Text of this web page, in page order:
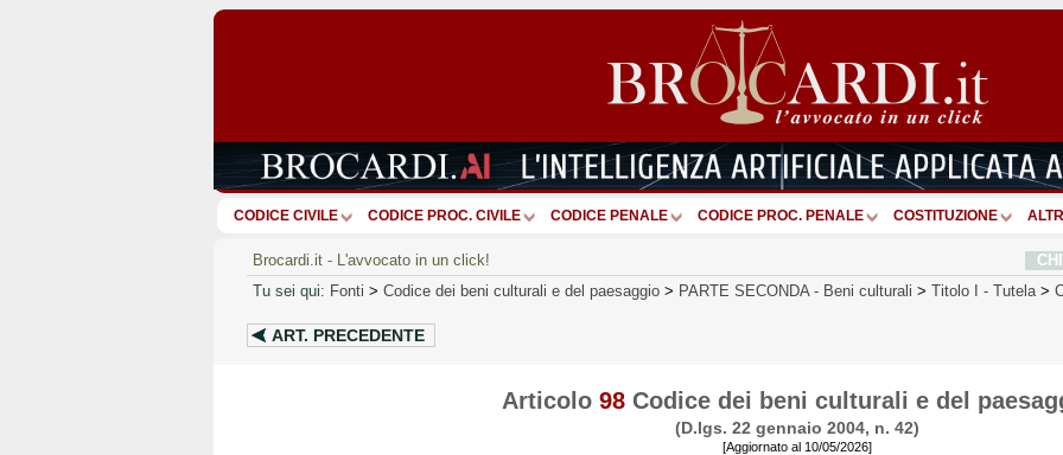
CODICE CIVILE CODICE PROC. CIVILE CODICE PENALE CODICE PROC. PENALE COSTITUZIONE ALTRI
Brocardi.it - L'avvocato in un click!
Tu sei qui: Fonti > Codice dei beni culturali e del paesaggio > PARTE SECONDA - Beni culturali > Titolo I - Tutela >
ART. PRECEDENTE
Articolo 98Codice dei beni culturali e del
(D.lgs. 22 gennaio 2004, n. 42)
[Aggiornato al 10/05/2026]